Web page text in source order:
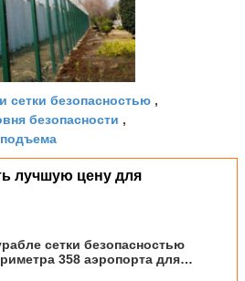
сетки безопасностью ,
безопасности ,
лучшую цену для
сетки безопасностью
358 аэропорта для